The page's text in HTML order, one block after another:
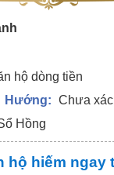
hộ dòng tiền
Hướng: Chưa
Hồng
hộ hiếm ngay